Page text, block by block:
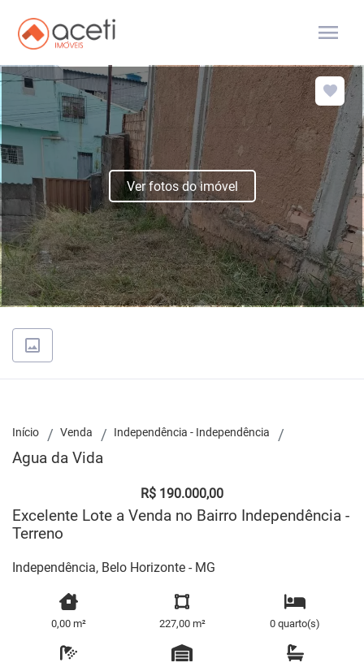
menu
Ver fotos do imóvel
Início Venda Independência - Independência
Agua da Vida
R$ 190.000,00
Excelente Lote a Venda no Bairro Independência -
Terreno
Independência, Belo Horizonte - MG
0,00 m² 227,00 m² 0 quarto(s)